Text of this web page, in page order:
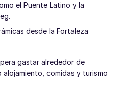
el Puente Latino y la
desde la Fortaleza
gastar alrededor de
comidas y turismo